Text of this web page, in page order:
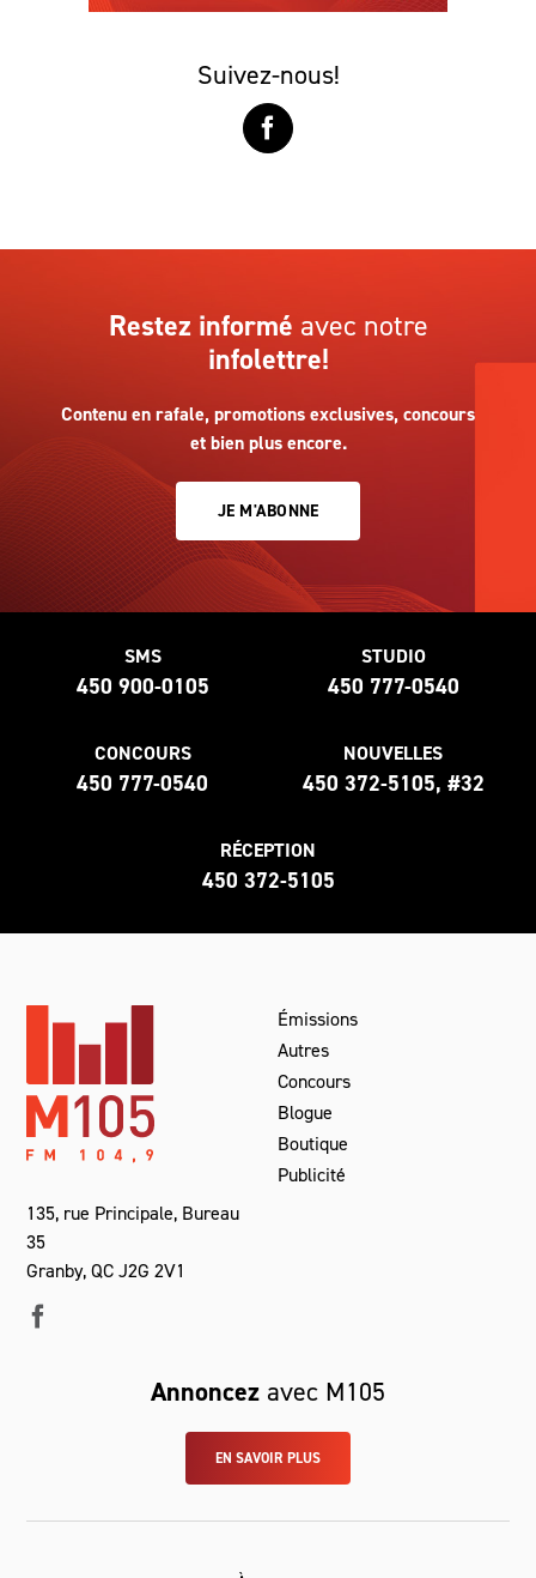
Suivez-nous!
Restez informé avec notre
infolettre!
Contenu en rafale, promotions exclusives, concours
et bien plus encore.
JE M'ABONNE
SMS
450 900-0105
STUDIO
450 777-0540
CONCOURS
450 777-0540
NOUVELLES
450 372-5105, #32
RÉCEPTION
450 372-5105
135, rue Principale, Bureau
35
Granby, QC J2G 2V1
Émissions
Autres
Concours
Blogue
Boutique
Publicité
Annoncez avec M105
EN SAVOIR PLUS